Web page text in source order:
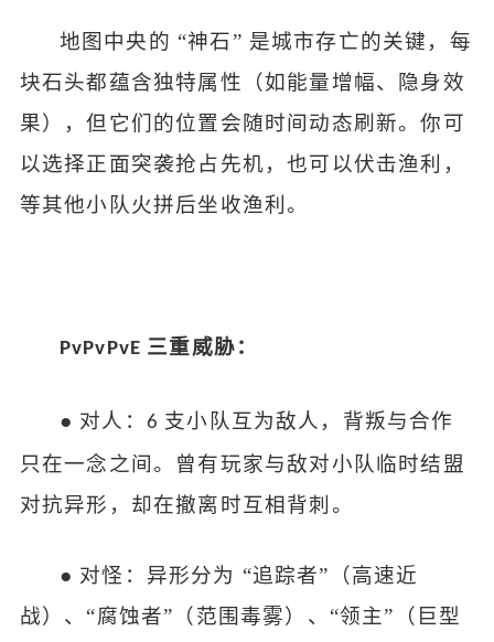
地图中央的 “神石” 是城市存亡的关键，每
块石头都蕴含独特属性（如能量增幅、隐身效
果），但它们的位置会随时间动态刷新。你可
以选择正面突袭抢占先机，也可以伏击渔利，
等其他小队火拼后坐收渔利。
PvPvPvE 三重威胁：
● 对人： 6 支小队互为敌人，背叛与合作
只在一念之间。曾有玩家与敌对小队临时结盟
对抗异形，却在撤离时互相背刺。
● 对怪：异形分为 “追踪者”（高速近
战）、“腐蚀者”（范围毒雾）、“领主”（巨型